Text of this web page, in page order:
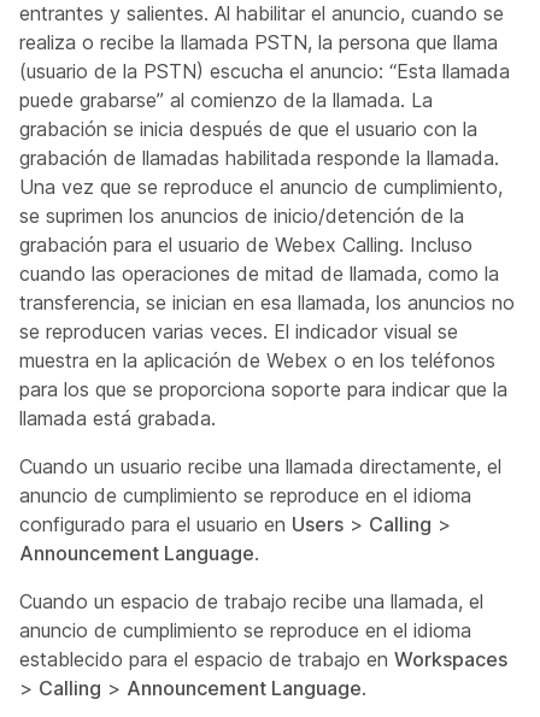
entrantes y salientes. Al habilitar el anuncio, cuando se
realiza o recibe la llamada PSTN, la persona que llama
(usuario de la PSTN) escucha el anuncio: “Esta llamada
puede grabarse” al comienzo de la llamada. La
grabación se inicia después de que el usuario con la
grabación de llamadas habilitada responde la llamada.
Una vez que se reproduce el anuncio de cumplimiento,
se suprimen los anuncios de inicio/detención de la
grabación para el usuario de Webex Calling. Incluso
cuando las operaciones de mitad de llamada, como la
transferencia, se inician en esa llamada, los anuncios no
se reproducen varias veces. El indicador visual se
muestra en la aplicación de Webex o en los teléfonos
para los que se proporciona soporte para indicar que la
llamada está grabada.
Cuando un usuario recibe una llamada directamente, el
anuncio de cumplimiento se reproduce en el idioma
configurado para el usuario en Users > Calling >
Announcement Language.
Cuando un espacio de trabajo recibe una llamada, el
anuncio de cumplimiento se reproduce en el idioma
establecido para el espacio de trabajo en Workspaces
> Calling > Announcement Language.